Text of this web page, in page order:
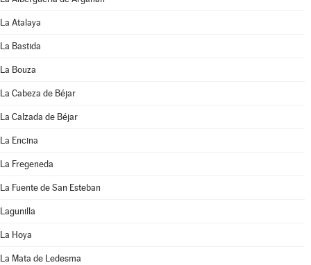
La Atalaya
La Bastida
La Bouza
La Cabeza de Béjar
La Calzada de Béjar
La Encina
La Fregeneda
La Fuente de San Esteban
Lagunilla
La Hoya
La Mata de Ledesma